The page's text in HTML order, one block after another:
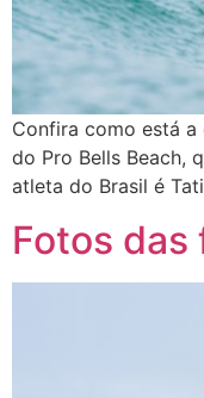
Confira como está
do Pro Bells Beach,
atleta do Brasil é
Fotos das